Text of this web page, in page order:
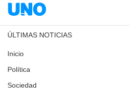
ÚLTIMAS NOTICIAS
Inicio
Política
Sociedad